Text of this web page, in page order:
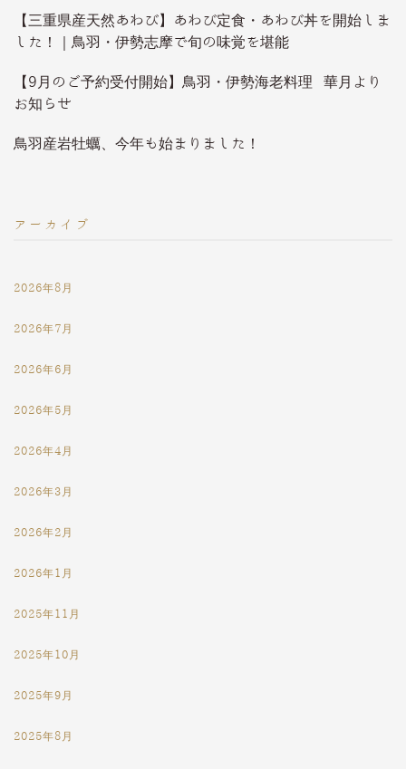
【三重県産天然あわび】あわび定食・あわび丼を開始しま
した！｜鳥羽・伊勢志摩で旬の味覚を堪能
【9月のご予約受付開始】鳥羽・伊勢海老料理 華月より
お知らせ
鳥羽産岩牡蠣、今年も始まりました！
アーカイブ
2026年8月
2026年7月
2026年6月
2026年5月
2026年4月
2026年3月
2026年2月
2026年1月
2025年11月
2025年10月
2025年9月
2025年8月